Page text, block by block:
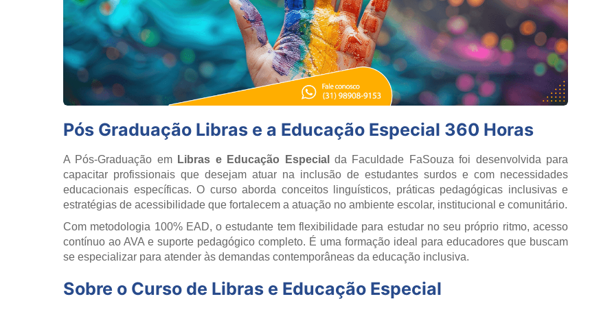
Pós Graduação Libras e a Educação Especial 360 Horas
A Pós-Graduação em Libras e Educação Especial
da Faculdade FaSouza foi desenvolvida para
capacitar profissionais que desejam atuar na inclusão de estudantes surdos e com necessidades
educacionais específicas. O curso aborda conceitos linguísticos, práticas pedagógicas inclusivas e
estratégias de acessibilidade que fortalecem a atuação no ambiente escolar, institucional e comunitário.
Com metodologia 100% EAD, o estudante tem flexibilidade para estudar no seu próprio ritmo, acesso
contínuo ao AVA e suporte pedagógico completo. É uma formação ideal para educadores que buscam
se especializar para atender às demandas contemporâneas da educação inclusiva.
Sobre o Curso de Libras e Educação Especial